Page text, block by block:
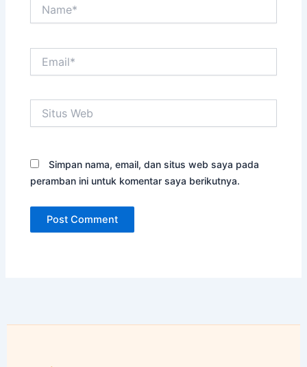
Web
Simpan nama, email, dan situs web saya pada
peramban ini untuk komentar saya berikutnya.